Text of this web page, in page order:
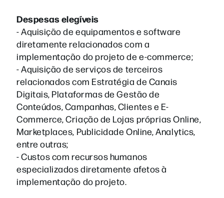
Despesas elegíveis
- Aquisição de equipamentos e software
diretamente relacionados com a
implementação do projeto de e-commerce;
- Aquisição de serviços de terceiros
relacionados com Estratégia de Canais
Digitais, Plataformas de Gestão de
Conteúdos, Campanhas, Clientes e E-
Commerce, Criação de Lojas próprias Online,
Marketplaces, Publicidade Online, Analytics,
entre outras;
- Custos com recursos humanos
especializados diretamente afetos à
implementação do projeto.